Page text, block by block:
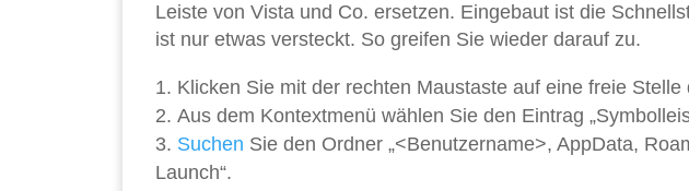
Leiste von Vista und Co. ersetzen. Eingebaut ist die
ist nur etwas versteckt. So greifen Sie wieder darauf zu.
Klicken Sie mit der rechten Maustaste auf eine freie Stelle
Aus dem Kontextmenü wählen Sie den Eintrag
Suchen Sie den Ordner „<Benutzername>, AppData,
Launch“.